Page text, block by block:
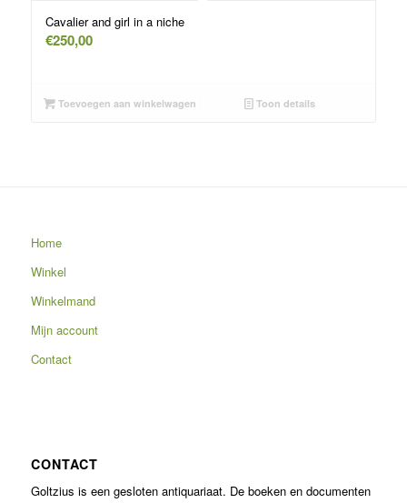
Cavalier and girl in a niche
€250,00
Toevoegen aan winkelwagen Toon details
Home
Winkel
Winkelmand
Mijn account
Contact
CONTACT
Goltzius is een gesloten antiquariaat. De boeken en documenten